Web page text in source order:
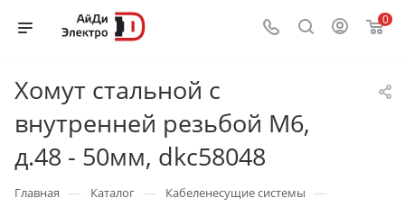
0
Хомут стальной с
внутренней резьбой М6,
д.48 - 50мм, dkc58048
Главная — Каталог — Кабеленесущие системы —